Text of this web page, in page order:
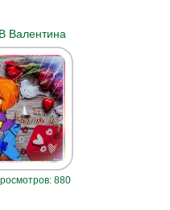
Валентина
880